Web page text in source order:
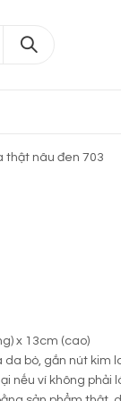
thật nâu đen 703
x 13cm (cao)
da bò, gắn nút kim
nếu ví không phải